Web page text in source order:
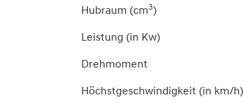
Hubraum (cm3)
Leistung (in Kw)
Drehmoment
Höchstgeschwindigkeit (in km/h)